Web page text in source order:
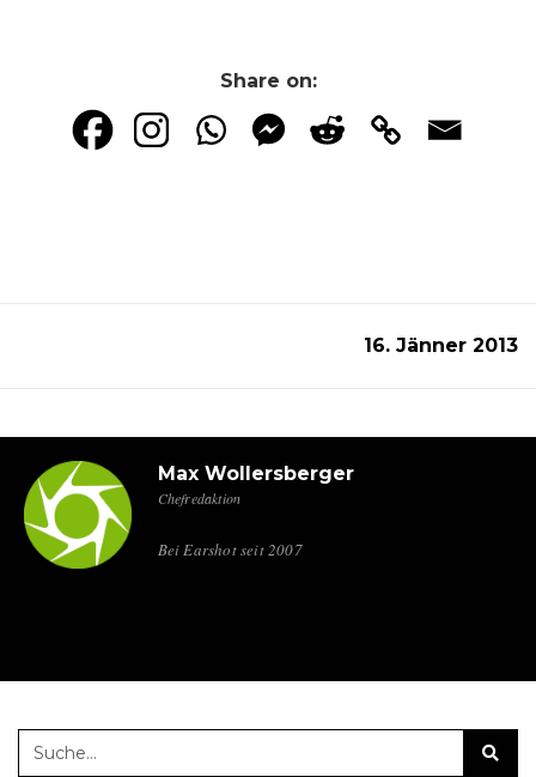
Share on:
16. Jänner 2013
Max Wollersberger
Chefredaktion
Bei Earshot seit 2007